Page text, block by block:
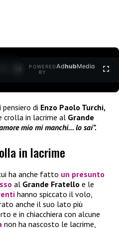
POWERED
BY
AdhubMedia
pensiero di Enzo Paolo Turchi,
crolla in lacrime al Grande
mio mi manchi… lo sai”.
in lacrime
ha anche fatto un presunto
al Grande Fratello e le
hanno spiccato il volo,
anche il suo lato più
e in chiacchiera con alcune
non ha nascosto le lacrime,